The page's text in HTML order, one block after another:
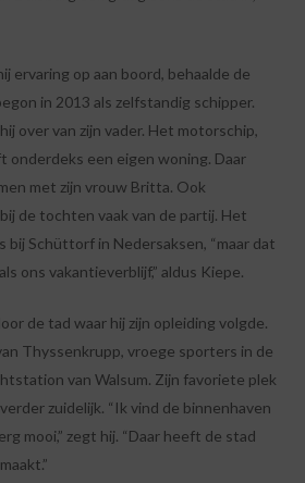
ervaring op aan boord, behaalde de
in 2013 als zelfstandig schipper.
hij over van zijn vader. Het motorschip,
onderdeks een eigen woning. Daar
met zijn vrouw Britta. Ook
de tochten vaak van de partij. Het
bij Schüttorf in Nedersaksen, “maar dat
ons vakantieverblijf,” aldus Kiepe.
de tad waar hij zijn opleiding volgde.
Thyssenkrupp, vroege sporters in de
van Walsum. Zijn favoriete plek
zuidelijk. “Ik vind de binnenhaven
mooi,” zegt hij. “Daar heeft de stad